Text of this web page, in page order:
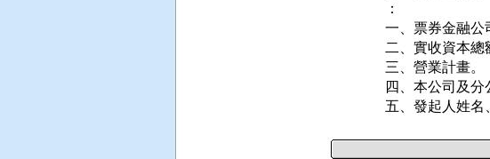
：
一、票券金融公
二、實收資本總
三、營業計畫。
四、本公司及分
五、發起人姓名